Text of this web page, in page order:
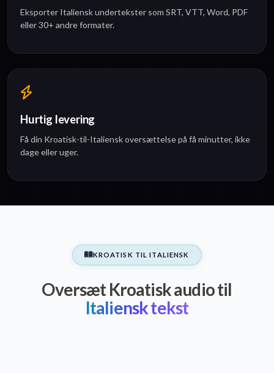
Eksporter Italiensk undertekster som SRT, VTT, Word, PDF
eller 30+ andre formater.
Hurtig levering
Få din Kroatisk-til-Italiensk oversættelse på få minutter, ikke
dage eller uger.
KROATISK TIL ITALIENSK
Oversæt Kroatisk audio til
Italiensk tekst